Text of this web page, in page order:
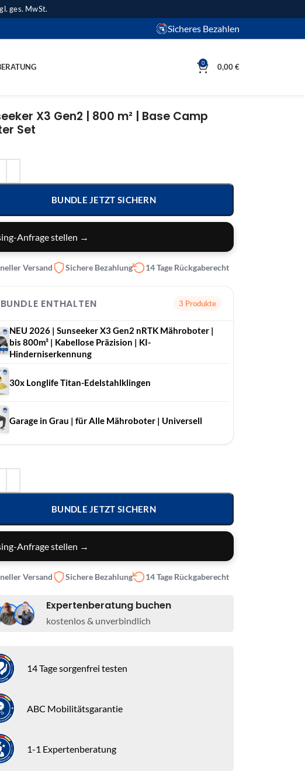
ges. MwSt.
Sicheres Bezahlen
0 0,00€
X3 Gen2 | 800 m² | Base Camp
Set
BUNDLE JETZT SICHERN
Anfrage stellen →
Versand Sichere Bezahlung 14 Tage Rückgaberecht
ENTHALTEN 3 Produkte
NEU 2026 | Sunseeker X3 Gen2 nRTK Mähroboter |
bis 800m² | Kabellose Präzision | KI-
Hinderniserkennung
30x Longlife Titan-Edelstahlklingen
Garage in Grau | für Alle Mähroboter | Universell
BUNDLE JETZT SICHERN
Anfrage stellen →
Versand Sichere Bezahlung 14 Tage Rückgaberecht
Expertenberatung buchen
kostenlos & unverbindlich
14 Tage sorgenfrei testen
ABC Mobilitätsgarantie
1-1 Expertenberatung